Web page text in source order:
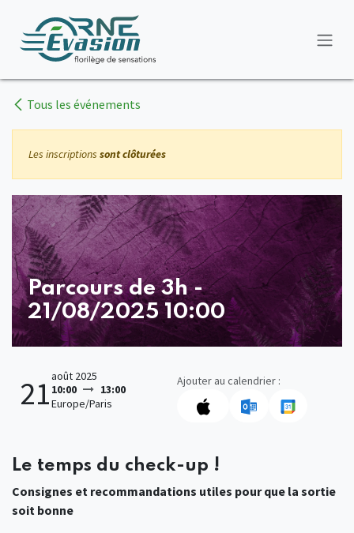
Tous les événements
Les inscriptions sont clôturées
Parcours de 3h -
21/08/2025 10:00
21août 2025
10:00
13:00
Europe/Paris
Ajouter au calendrier :
Le temps du check-up !
Consignes et recommandations utiles pour que la sortie
soit bonne